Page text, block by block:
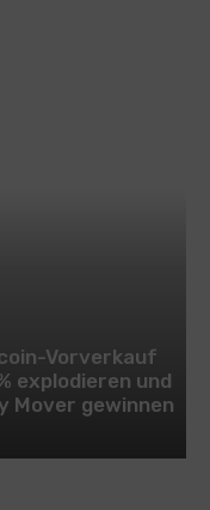
Vorverkauf
explodieren und
Mover gewinnen